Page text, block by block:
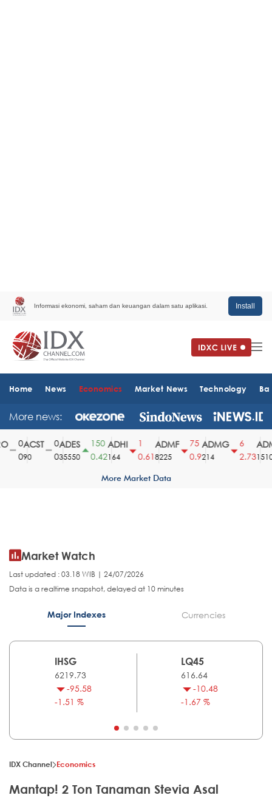
Informasi ekonomi, saham dan keuangan dalam satu aplikasi. Install
Home News Economics Market News Technology
More news:
ACST
90
ADES
35550
150
0.42
ADHI
164
0.61
ADMF
8225
75
0.9
ADMG
214
2.731510
More Market Data
Market Watch
Last updated : 03.18 WIB | 24/07/2026
Data is a realtime snapshot, delayed at 10 minutes
Major Indexes Currencies
IHSG
6219.73
-95.58
-1.51 %
LQ45
616.64
-10.48
-1.67 %
IDX Channel Economics
Mantap! 2 Ton Tanaman Stevia Asal